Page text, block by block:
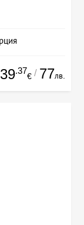
39.37
€ / 77лв.